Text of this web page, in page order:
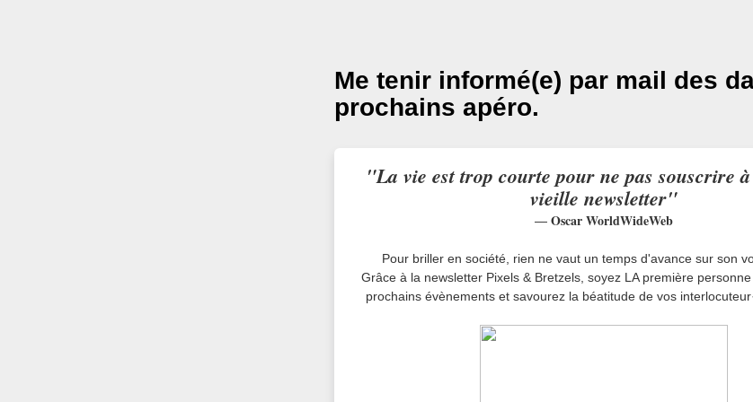
Me tenir informé(e) par mail des
prochains apéro.
"La vie est trop courte pour ne pas souscrire
vieille newsletter"
— Oscar WorldWideWeb
Pour briller en société, rien ne vaut un temps d'avance sur son
Grâce à la newsletter Pixels & Bretzels, soyez LA première
prochains évènements et savourez la béatitude de vos